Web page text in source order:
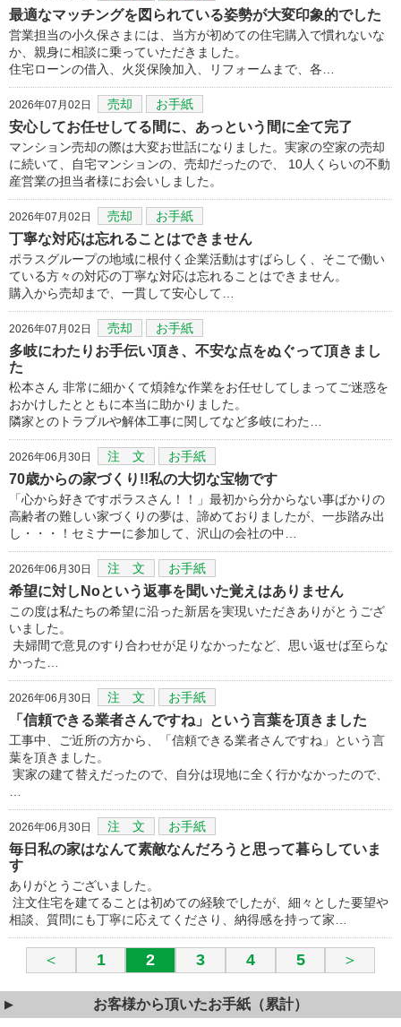
最適なマッチングを図られている姿勢が大変印象的でした
営業担当の小久保さまには、当方が初めての住宅購入で慣れないな
か、親身に相談に乗っていただきました。
住宅ローンの借入、火災保険加入、リフォームまで、各…
2026年07月02日 売却 お手紙
安心してお任せしてる間に、あっという間に全て完了
マンション売却の際は大変お世話になりました。実家の空家の売却
に続いて、自宅マンションの、売却だったので、 10人くらいの不動
産営業の担当者様にお会いしました。
2026年07月02日 売却 お手紙
丁寧な対応は忘れることはできません
ポラスグループの地域に根付く企業活動はすばらしく、そこで働い
ている方々の対応の丁寧な対応は忘れることはできません。
購入から売却まで、一貫して安心して…
2026年07月02日 売却 お手紙
多岐にわたりお手伝い頂き、不安な点をぬぐって頂きまし
た
松本さん 非常に細かくて煩雑な作業をお任せしてしまってご迷惑を
おかけしたとともに本当に助かりました。
隣家とのトラブルや解体工事に関してなど多岐にわた…
2026年06月30日 注 文 お手紙
70歳からの家づくり!!私の大切な宝物です
「心から好きですポラスさん！！」最初から分からない事ばかりの
高齢者の難しい家づくりの夢は、諦めておりましたが、一歩踏み出
し・・・！セミナーに参加して、沢山の会社の中…
2026年06月30日 注 文 お手紙
希望に対しNoという返事を聞いた覚えはありません
この度は私たちの希望に沿った新居を実現いただきありがとうござ
いました。
夫婦間で意見のすり合わせが足りなかったなど、思い返せば至らな
かった…
2026年06月30日 注 文 お手紙
「信頼できる業者さんですね」という言葉を頂きました
工事中、ご近所の方から、「信頼できる業者さんですね」という言
葉を頂きました。
実家の建て替えだったので、自分は現地に全く行かなかったので、
2026年06月30日 注 文 お手紙
毎日私の家はなんて素敵なんだろうと思って暮らしていま
す
ありがとうございました。
注文住宅を建てることは初めての経験でしたが、細々とした要望や
相談、質問にも丁寧に応えてくださり、納得感を持って家…
＜ 1 2 3 4 5 ＞
お客様から頂いたお手紙（累計）